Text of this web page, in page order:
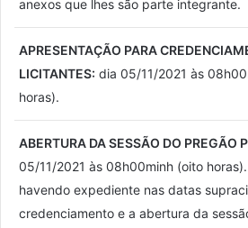
anexos que lhes são parte integrante.
APRESENTAÇÃO PARA
LICITANTES: dia 05/11/2021 às
horas).
ABERTURA DA SESSÃO DO PREGÃO
05/11/2021 às 08h00minh (oito
havendo expediente nas datas
credenciamento e a abertura da